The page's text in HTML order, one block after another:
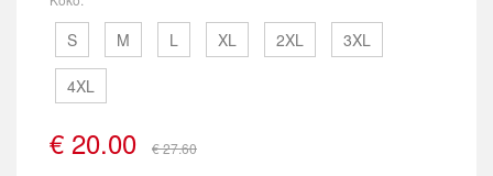
S M L XL 2XL 3XL
4XL
€ 20.00 € 27.60